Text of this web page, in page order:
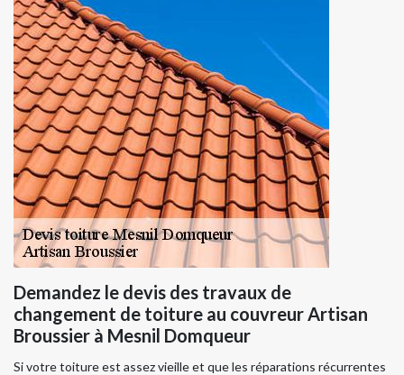
Demandez le devis des travaux de
changement de toiture au couvreur Artisan
Broussier à Mesnil Domqueur
Si votre toiture est assez vieille et que les réparations récurrentes